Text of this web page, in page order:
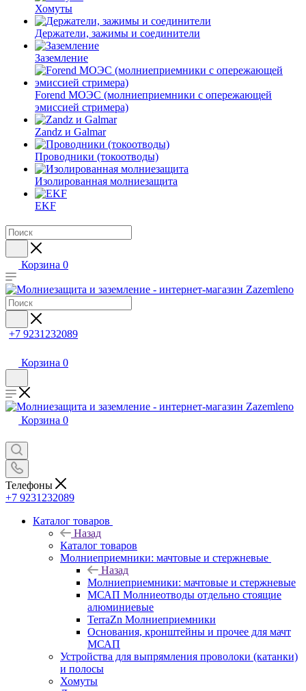
Хомуты
Держатели, зажимы и соединители
Заземление
Forend МОЭС (молниеприемники с опережающей
эмиссией стримера)
Zandz и Galmar
Проводники (токоотводы)
Изолированная молниезащита
EKF
Корзина 0
+7 9231232089
Корзина 0
Корзина 0
Телефоны
+7 9231232089
Каталог товаров
Назад
Каталог товаров
Молниеприемники: мачтовые и стержневые
Назад
Молниеприемники: мачтовые и стержневые
МСАП Молниеотводы отдельно стоящие
алюминиевые
TerraZn Молниеприемники
Основания, кронштейны и прочее для мачт
МСАП
Устройства для выпрямления проволоки (катанки)
и полосы
Хомуты